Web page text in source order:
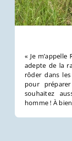
« Je
adepte de la
rôder dans
pour
souhaitez
homme ! À